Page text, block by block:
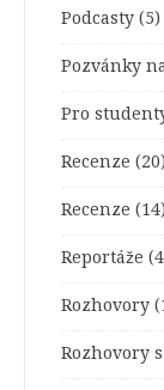
Podcasty (5)
Pozvánky
Pro
Recenze (20)
Recenze (14)
Reportáže
Rozhovory
Rozhovory